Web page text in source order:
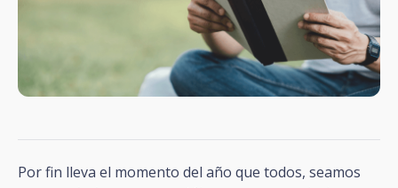
Por fin lleva el momento del año que todos, seamos